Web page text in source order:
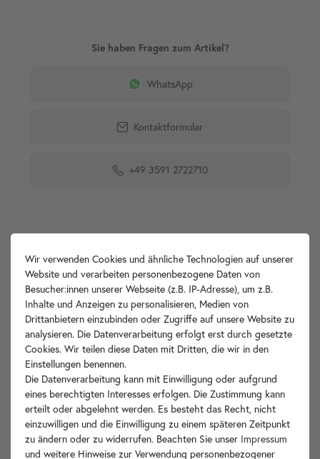
WhatsApp
Kontaktformular
+49 3591 2722710
Artikelbeschreibung
Hersteller-Info
Ihre Vorteile
Wir verwenden Cookies und ähnliche Technologien auf unserer
Website und verarbeiten personenbezogene Daten von
Besucher:innen unserer Webseite (z.B. IP-Adresse), um z.B.
Inhalte und Anzeigen zu personalisieren, Medien von
Drittanbietern einzubinden oder Zugriffe auf unsere Website zu
analysieren. Die Datenverarbeitung erfolgt erst durch gesetzte
Cookies. Wir teilen diese Daten mit Dritten, die wir in den
Einstellungen benennen.
Die Datenverarbeitung kann mit Einwilligung oder aufgrund
eines berechtigten Interesses erfolgen. Die Zustimmung kann
erteilt oder abgelehnt werden. Es besteht das Recht, nicht
einzuwilligen und die Einwilligung zu einem späteren Zeitpunkt
zu ändern oder zu widerrufen. Beachten Sie unser Impressum
und weitere Hinweise zur Verwendung personenbezogener